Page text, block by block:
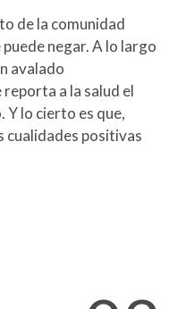
de la comunidad
puede negar. A lo largo
avalado
a la salud el
lo cierto es que,
positivas